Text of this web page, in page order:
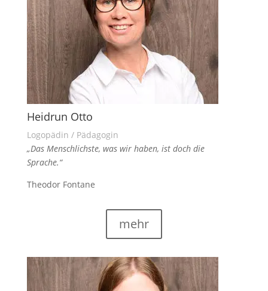
Heidrun Otto
Logopädin / Pädagogin
„Das Menschlichste, was wir haben, ist doch die
Sprache.“
Theodor Fontane
mehr